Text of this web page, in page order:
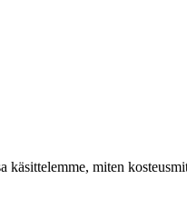
käsittelemme, miten